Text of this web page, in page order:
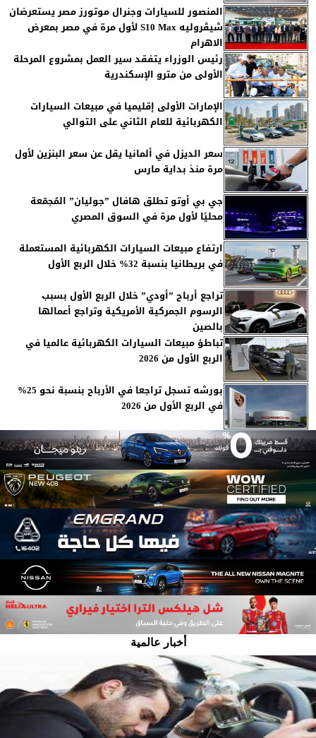
المنصور للسيارات وجنرال موتورز مصر يستعرضان
شيڤروليه S10 Max لأول مرة في مصر بمعرض
الاهرام
رئيس الوزراء يتفقد سير العمل بمشروع المرحلة
الأولى من مترو الإسكندرية
الإمارات الأولى إقليميا في مبيعات السيارات
الكهربائية للعام الثاني على التوالي
سعر الديزل في ألمانيا يقل عن سعر البنزين لأول
مرة منذ بداية مارس
جي بي أوتو تطلق هافال ”جوليان” المُجمّعة
محليًا لأول مرة في السوق المصري
ارتفاع مبيعات السيارات الكهربائية المستعملة
في بريطانيا بنسبة 32% خلال الربع الأول
تراجع أرباح ”أودي” خلال الربع الأول بسبب
الرسوم الجمركية الأمريكية وتراجع أعمالها
بالصين
تباطؤ مبيعات السيارات الكهربائية عالميا في
الربع الأول من 2026
بورشه تسجل تراجعا في الأرباح بنسبة نحو 25%
في الربع الأول من 2026
أخبار عالمية